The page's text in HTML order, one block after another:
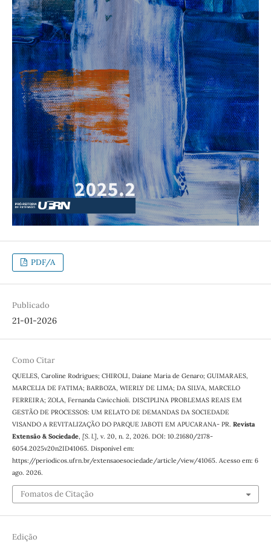
PDF/A
Publicado
21-01-2026
Como Citar
QUELES, Caroline Rodrigues; CHIROLI, Daiane Maria de Genaro; GUIMARAES,
MARCELIA DE FATIMA; BARBOZA, WIERLY DE LIMA; DA SILVA, MARCELO
FERREIRA; ZOLA, Fernanda Cavicchioli. DISCIPLINA PROBLEMAS REAIS EM
GESTÃO DE PROCESSOS: UM RELATO DE DEMANDAS DA SOCIEDADE
VISANDO A REVITALIZAÇÃO DO PARQUE JABOTI EM APUCARANA- PR. Revista
Extensão & Sociedade, [S. l.], v. 20, n. 2, 2026. DOI: 10.21680/2178-
6054.2025v20n2ID41065. Disponível em:
https://periodicos.ufrn.br/extensaoesociedade/article/view/41065. Acesso em: 6
ago. 2026.
Fomatos de Citação
Edição